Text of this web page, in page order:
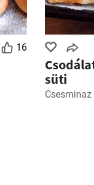
16
süti
Csesminaz